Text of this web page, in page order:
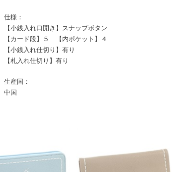
仕様：
【小銭入れ口開き】スナップボタン
【カード段】５ 【内ポケット】４
【小銭入れ仕切り】有り
【札入れ仕切り】有り
生産国：
中国